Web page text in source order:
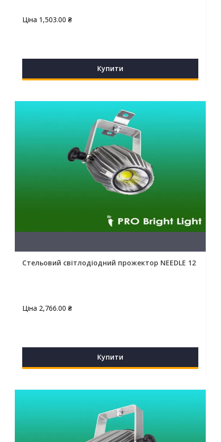
Ціна 1,503.00 ₴
Купити
Стельовий світлодіодний прожектор NEEDLE 12
Ціна 2,766.00 ₴
Купити